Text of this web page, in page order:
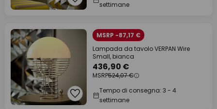
settimane
MSRP -87,17 €
Lampada da tavolo VERPAN Wire
Small, bianca
436,90 €
MSRP524,07 €
Tempo di consegna: 3 - 4
settimane